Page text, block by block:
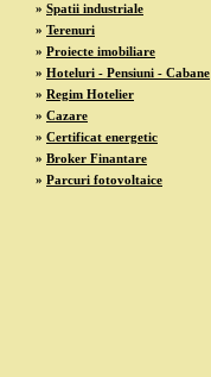
» Spatii industriale
» Terenuri
» Proiecte imobiliare
» Hoteluri - Pensiuni - Cabane
» Regim Hotelier
» Cazare
» Certificat energetic
» Broker Finantare
» Parcuri fotovoltaice